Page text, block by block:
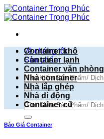
Bỏ
qua
dung
về chúng tôi
Sản phẩm
Tìm
kiếm:
Tìm
kiếm:
Container khô
Container lạnh
Container văn phòng
Nhà container
Nhà lắp ghép
Nhà di động
Container cũ
Báo Giá Container